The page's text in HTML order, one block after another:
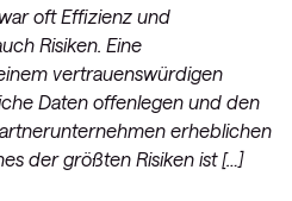
oft Effizienz und
Risiken. Eine
vertrauenswürdigen
Daten offenlegen und den
erheblichen
der größten Risiken ist […]